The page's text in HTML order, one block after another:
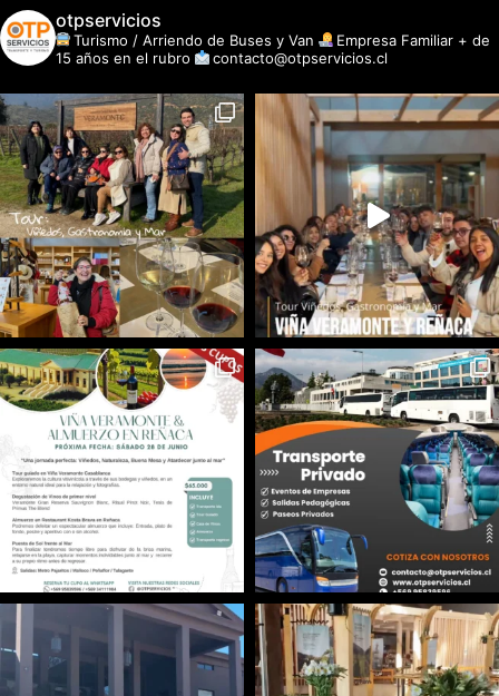
otpservicios
Turismo / Arriendo de Buses y Van
Empresa Familiar + de
15 años en el rubro
contacto@otpservicios.cl